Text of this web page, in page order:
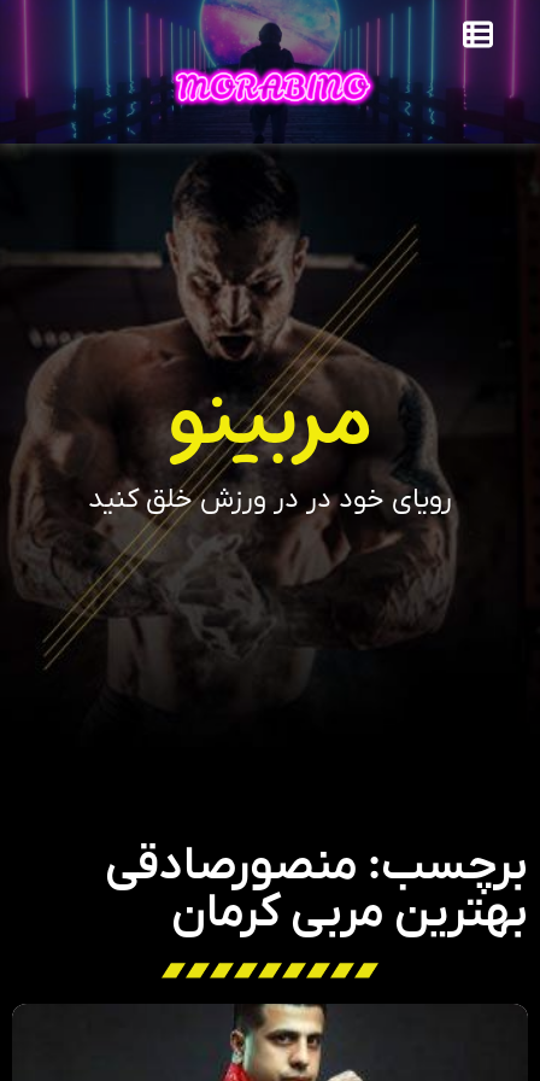
مربینو
رویای خود در در ورزش خلق کنید
برچسب: منصورصادقی
بهترین مربی کرمان